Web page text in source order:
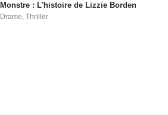
Monstre : L'histoire de Lizzie Borden
Drame,Thriller